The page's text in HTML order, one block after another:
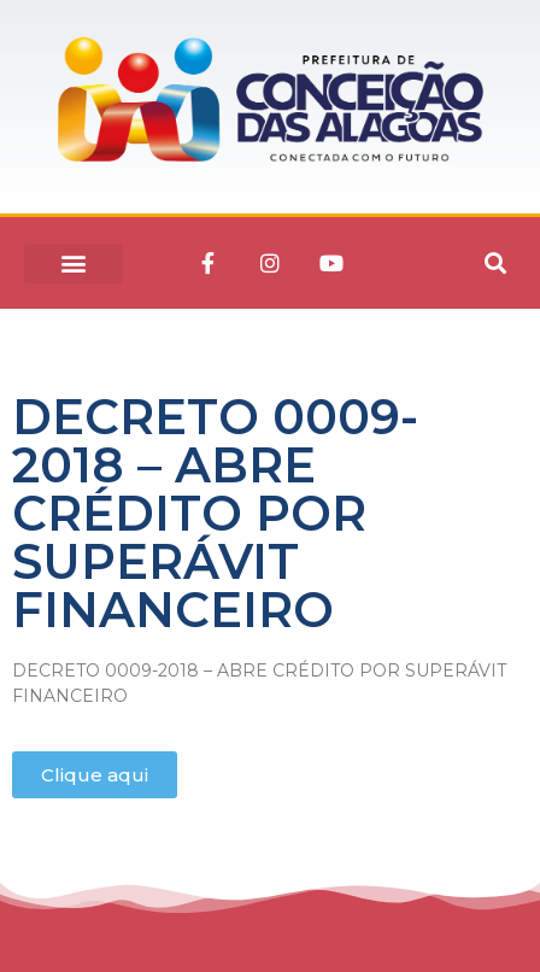
DECRETO 0009-
2018 – ABRE
CRÉDITO POR
SUPERÁVIT
FINANCEIRO
DECRETO 0009-2018 – ABRE CRÉDITO POR SUPERÁVIT
FINANCEIRO
Clique aqui